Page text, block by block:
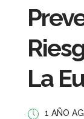
La
1 AÑO